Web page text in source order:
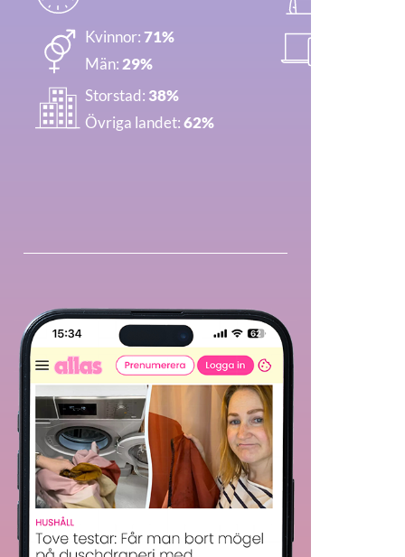
Kvinnor:71%
Män: 29%
Storstad: 38%
Övriga landet:62%